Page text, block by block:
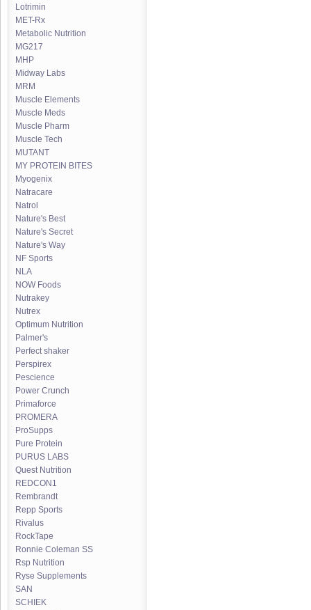
Lotrimin
MET-Rx
Metabolic Nutrition
MG217
MHP
Midway Labs
MRM
Muscle Elements
Muscle Meds
Muscle Pharm
Muscle Tech
MUTANT
MY PROTEIN BITES
Myogenix
Natracare
Natrol
Nature's Best
Nature's Secret
Nature's Way
NF Sports
NLA
NOW Foods
Nutrakey
Nutrex
Optimum Nutrition
Palmer's
Perfect shaker
Perspirex
Pescience
Power Crunch
Primaforce
PROMERA
ProSupps
Pure Protein
PURUS LABS
Quest Nutrition
REDCON1
Rembrandt
Repp Sports
Rivalus
RockTape
Ronnie Coleman SS
Rsp Nutrition
Ryse Supplements
SAN
SCHIEK